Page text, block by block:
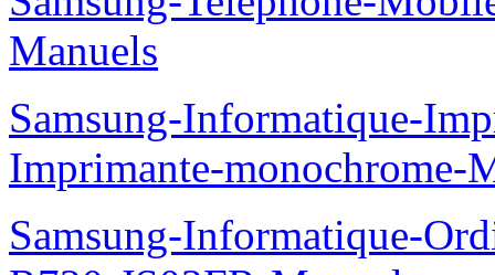
Manuels
Samsung-Informatique-
Imprimante-monochrome-
Samsung-Informatique-